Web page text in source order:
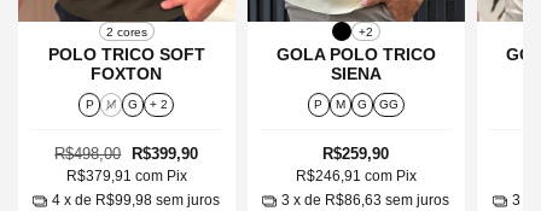
2 cores
POLO TRICO SOFT
FOXTON
P M G + 2
R$498,00 R$399,90
R$379,91com Pix
4 x de R$99,98 sem juros
+2
GOLA POLO TRICO
SIENA
P M G GG
R$259,90
R$246,91com Pix
3 x de R$86,63 sem juros
3